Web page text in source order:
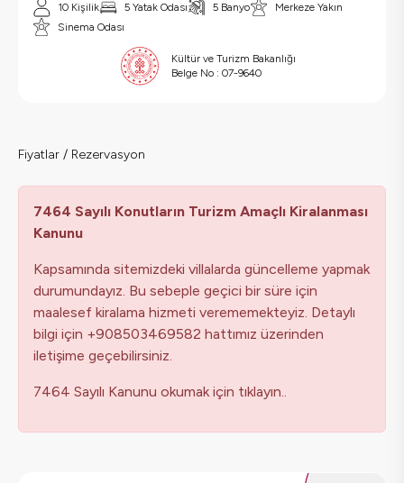
10 Kişilik 5 Yatak Odası 5 Banyo
Merkeze Yakın
Sinema Odası
Kültür ve Turizm Bakanlığı
Belge No : 07-9640
Fiyatlar / Rezervasyon
7464 Sayılı Konutların Turizm Amaçlı Kiralanması
Kanunu
Kapsamında sitemizdeki villalarda güncelleme yapmak
durumundayız. Bu sebeple geçici bir süre için
maalesef kiralama hizmeti verememekteyiz. Detaylı
bilgi için +908503469582 hattımız üzerinden
iletişime geçebilirsiniz.
7464 Sayılı Kanunu okumak için tıklayın..